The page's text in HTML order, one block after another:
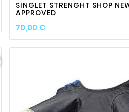
SINGLET STRENGHT SHOP
APPROVED
70,00 €Prix